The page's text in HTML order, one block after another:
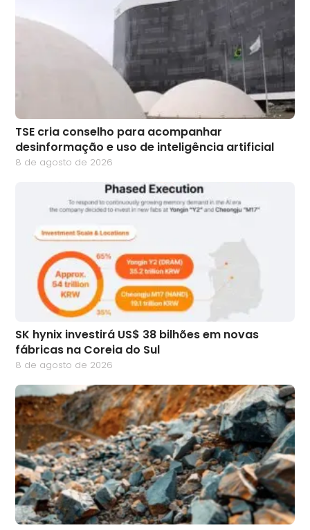
TSE cria conselho para acompanhar
desinformação e uso de inteligência artificial
8 de agosto de 2026
SK hynix investirá US$ 38 bilhões em novas
fábricas na Coreia do Sul
8 de agosto de 2026